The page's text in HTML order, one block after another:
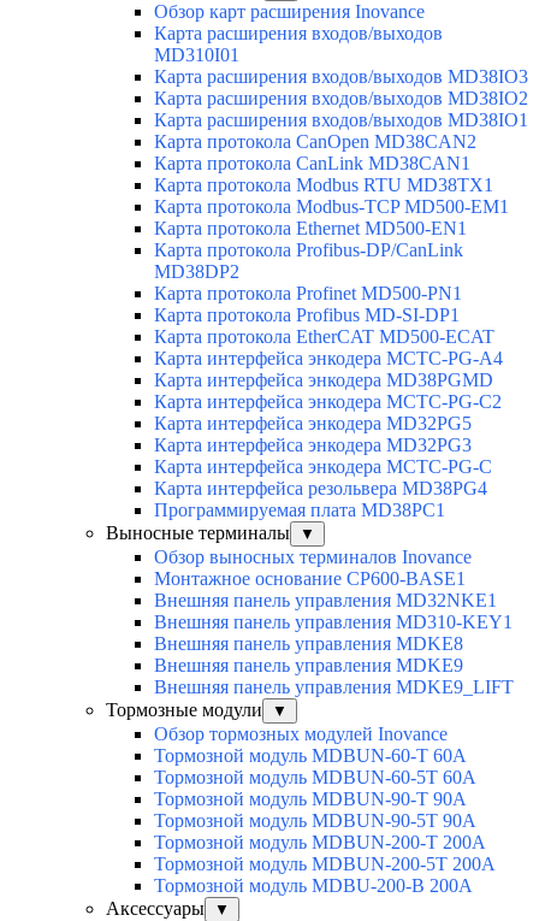
Обзор карт расширения Inovance
Карта расширения входов/выходов
MD310I01
Карта расширения входов/выходов MD38IO3
Карта расширения входов/выходов MD38IO2
Карта расширения входов/выходов MD38IO1
Карта протокола CanOpen MD38CAN2
Карта протокола CanLink MD38CAN1
Карта протокола Modbus RTU MD38TX1
Карта протокола Modbus-TCP MD500-EM1
Карта протокола Ethernet MD500-EN1
Карта протокола Profibus-DP/CanLink
MD38DP2
Карта протокола Profinet MD500-PN1
Карта протокола Profibus MD-SI-DP1
Карта протокола EtherCAT MD500-ECAT
Карта интерфейса энкодера MCTC-PG-A4
Карта интерфейса энкодера MD38PGMD
Карта интерфейса энкодера MCTC-PG-C2
Карта интерфейса энкодера MD32PG5
Карта интерфейса энкодера MD32PG3
Карта интерфейса энкодера MCTC-PG-C
Карта интерфейса резольвера MD38PG4
Программируемая плата MD38PC1
Выносные терминалы
▼
Обзор выносных терминалов Inovance
Монтажное основание CP600-BASE1
Внешняя панель управления MD32NKE1
Внешняя панель управления MD310-KEY1
Внешняя панель управления MDKE8
Внешняя панель управления MDKE9
Внешняя панель управления MDKE9_LIFT
Тормозные модули
▼
Обзор тормозных модулей Inovance
Тормозной модуль MDBUN-60-T 60A
Тормозной модуль MDBUN-60-5T 60A
Тормозной модуль MDBUN-90-T 90A
Тормозной модуль MDBUN-90-5T 90A
Тормозной модуль MDBUN-200-T 200A
Тормозной модуль MDBUN-200-5T 200A
Тормозной модуль MDBU-200-B 200A
Аксессуары
▼